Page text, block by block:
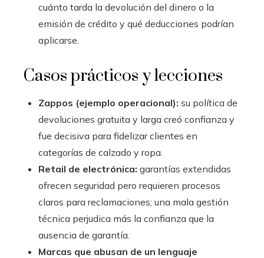
cuánto tarda la devolución del dinero o la
emisión de crédito y qué deducciones podrían
aplicarse.
Casos prácticos y lecciones
Zappos (ejemplo operacional): su política de
devoluciones gratuita y larga creó confianza y
fue decisiva para fidelizar clientes en
categorías de calzado y ropa.
Retail de electrónica: garantías extendidas
ofrecen seguridad pero requieren procesos
claros para reclamaciones; una mala gestión
técnica perjudica más la confianza que la
ausencia de garantía.
Marcas que abusan de un lenguaje